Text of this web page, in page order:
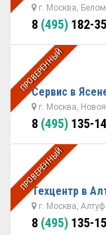
г. Москва,
8 (495) 182-
ПРОВЕРЕННЫЙ
Сервис в
г. Москва,
8 (495) 135-
ПРОВЕРЕННЫЙ
Техцентр в
г. Москва,
8 (495) 135-